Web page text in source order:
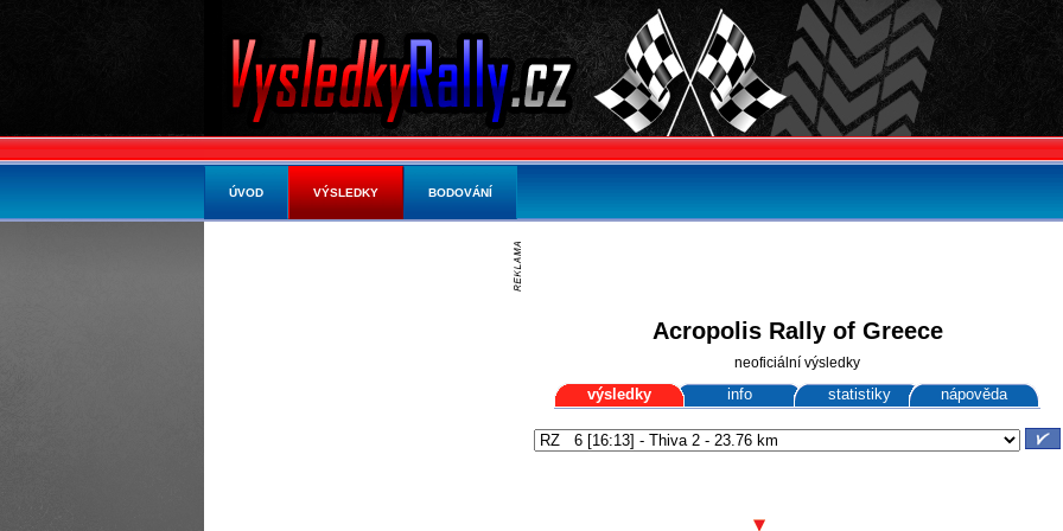
Acropolis Rally of Greece
neoficiální výsledky
výsledky info statistiky nápověda
ÚVOD VÝSLEDKY BODOVÁNÍ